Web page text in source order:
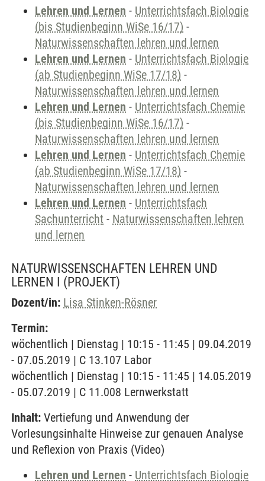
Lehren und Lernen - Unterrichtsfach Biologie
(bis Studienbeginn WiSe 16/17) -
Naturwissenschaften lehren und lernen
Lehren und Lernen - Unterrichtsfach Biologie
(ab Studienbeginn WiSe 17/18) -
Naturwissenschaften lehren und lernen
Lehren und Lernen - Unterrichtsfach Chemie
(bis Studienbeginn WiSe 16/17) -
Naturwissenschaften lehren und lernen
Lehren und Lernen - Unterrichtsfach Chemie
(ab Studienbeginn WiSe 17/18) -
Naturwissenschaften lehren und lernen
Lehren und Lernen - Unterrichtsfach
Sachunterricht - Naturwissenschaften lehren
und lernen
NATURWISSENSCHAFTEN LEHREN UND
LERNEN I (PROJEKT)
Dozent/in: Lisa Stinken-Rösner
Termin:
wöchentlich | Dienstag | 10:15 - 11:45 | 09.04.2019
- 07.05.2019 | C 13.107 Labor
wöchentlich | Dienstag | 10:15 - 11:45 | 14.05.2019
- 05.07.2019 | C 11.008 Lernwerkstatt
Inhalt: Vertiefung und Anwendung der
Vorlesungsinhalte Hinweise zur genauen Analyse
und Reflexion von Praxis (Video)
Lehren und Lernen - Unterrichtsfach Biologie